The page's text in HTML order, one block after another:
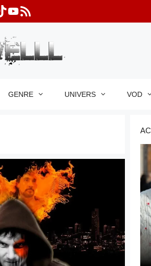
YouTube
Flux RSS
GENRE UNIVERS VOD